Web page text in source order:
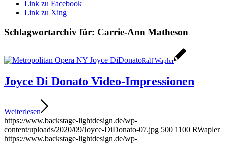
Link zu Facebook
Link zu Xing
Schlagwortarchiv für: Carrie-Ann Matheson
Ralf Wapler
Joyce Di Donato Video-Impressionen
Weiterlesen
https://www.backstage-lightdesign.de/wp-
content/uploads/2020/09/Joyce-DiDonato-07.jpg 500 1100 RWapler
https://www.backstage-lightdesign.de/wp-